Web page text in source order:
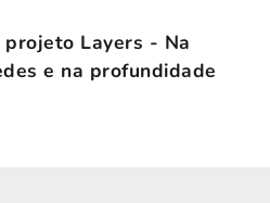
projeto Layers - Na
e na profundidade